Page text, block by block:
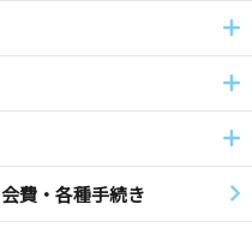
会費・各種手続き